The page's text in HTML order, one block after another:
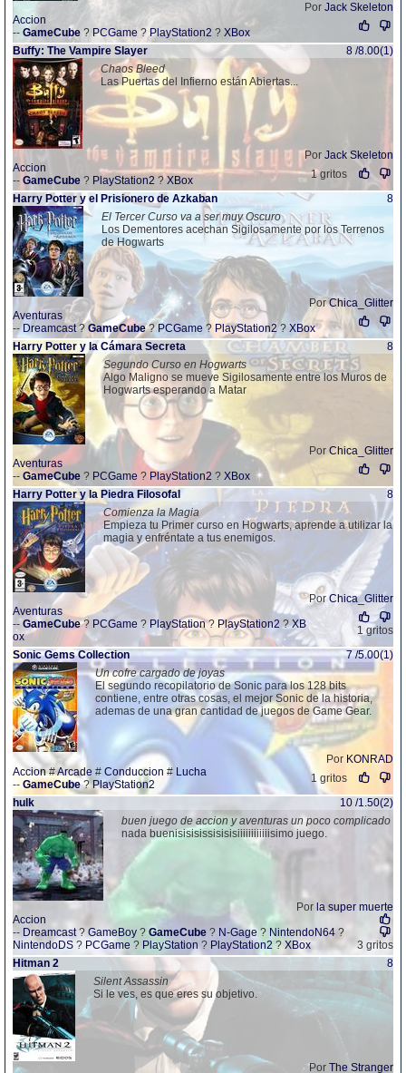
Por Jack Skeleton
Accion
-- GameCube ? PCGame ? PlayStation2 ? XBox
Buffy: The Vampire Slayer
8 /8.00(1)
Chaos Bleed
Las Puertas del Infierno están Abiertas...
Por Jack Skeleton
Accion
-- GameCube ? PlayStation2 ?XBox
1 gritos
Harry Potter y el Prisionero de Azkaban
8
El Tercer Curso va a ser muy Oscuro
Los Dementores acechan Sigilosamente por los Terrenos
de Hogwarts
PorChica_Glitter
Aventuras
--Dreamcast? GameCube?PCGame ? PlayStation2? XBox
Harry Potter y la Cámara Secreta
8
Segundo Curso en Hogwarts
Algo Maligno se mueve Sigilosamente entre los Muros de
Hogwarts esperando a Matar
Por Chica_Glitter
Aventuras
-- GameCube ? PCGame ? PlayStation2 ? XBox
Harry Potter y la Piedra Filosofal
8
Comienza la Magia
Empieza tu Primer curso en Hogwarts, aprende a utilizar la
magia y enfréntate a tus enemigos.
Por Chica_Glitter
Aventuras
--GameCube? PCGame ? PlayStation? PlayStation2 ?XB
ox
1 gritos
Sonic Gems Collection
7 /5.00(1)
Un cofre cargado de joyas
El segundo recopilatorio de Sonic para los 128 bits
contiene, entre otras cosas, el mejor Sonic de la historia,
ademas de una gran cantidad de juegos de Game Gear.
Por KONRAD
Accion#Arcade # Conduccion # Lucha
-- GameCube?PlayStation2
1 gritos
hulk
10 /1.50(2)
buen juego de accion y aventuras un poco complicado
nada buenisisisissisisisiiiiiiiiiiiisimo juego.
Por la super muerte
Accion
-- Dreamcast? GameBoy ? GameCube ? N-Gage ? NintendoN64?
NintendoDS ? PCGame ? PlayStation ? PlayStation2 ? XBox
3 gritos
Hitman 2
8
Silent Assassin
Si le ves, es que eres su objetivo.
Por The Stranger